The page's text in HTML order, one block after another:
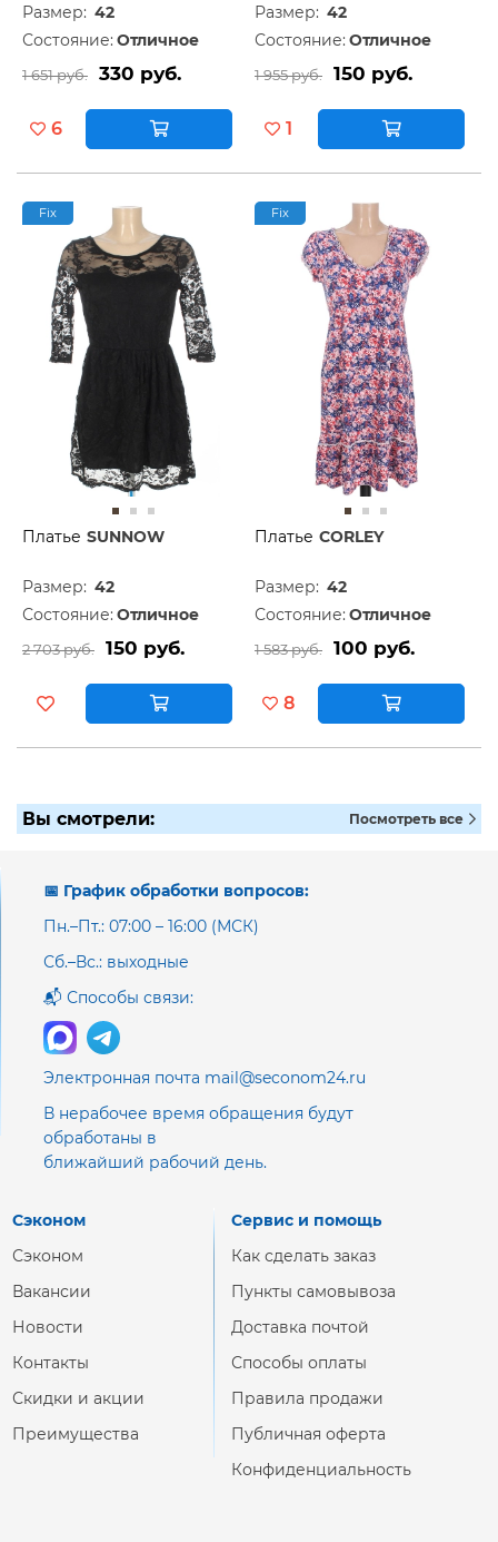
Размер: 42
Состояние: Отличное
1 651 руб. 330 руб.
6
Размер: 42
Состояние: Отличное
1 955 руб. 150 руб.
1
Fix
Платье SUNNOW
Размер: 42
Состояние: Отличное
2 703 руб. 150 руб.
Fix
Платье CORLEY
Размер: 42
Состояние: Отличное
1 583 руб. 100 руб.
8
Вы смотрели: Посмотреть все
📅 График обработки вопросов:
Пн.–Пт.: 07:00 – 16:00 (МСК)
Сб.–Вс.: выходные
📬 Способы связи:
Электронная почта mail@seconom24.ru
В нерабочее время обращения будут
обработаны в
ближайший рабочий день.
Сэконом
Сэконом
Вакансии
Новости
Контакты
Скидки и акции
Преимущества
Сервис и помощь
Как сделать заказ
Пункты самовывоза
Доставка почтой
Способы оплаты
Правила продажи
Публичная оферта
Конфиденциальность